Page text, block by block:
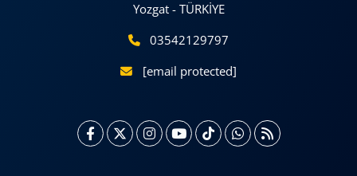
Yozgat - TÜRKİYE
03542129797
[email protected]